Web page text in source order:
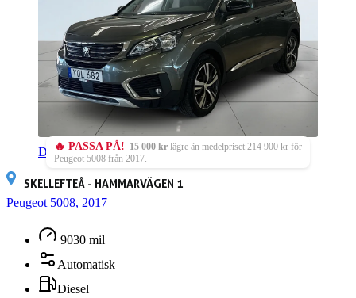
Din första service ingår (värde 5 000 kr)
🔥 PASSA PÅ! 15 000 kr lägre än medelpriset 214 900 kr för
Peugeot 5008 från 2017.
SKELLEFTEÅ - HAMMARVÄGEN 1
Peugeot 5008, 2017
9030 mil
Automatisk
Diesel